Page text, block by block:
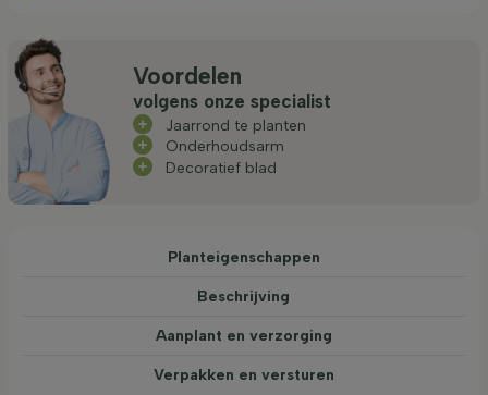
Voordelen
volgens onze specialist
Jaarrond te planten
Onderhoudsarm
Decoratief blad
Planteigenschappen
Beschrijving
Aanplant en verzorging
Verpakken en versturen